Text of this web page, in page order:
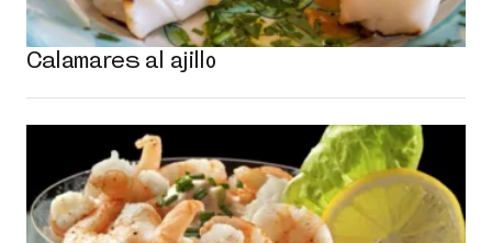
Calamares al ajillo